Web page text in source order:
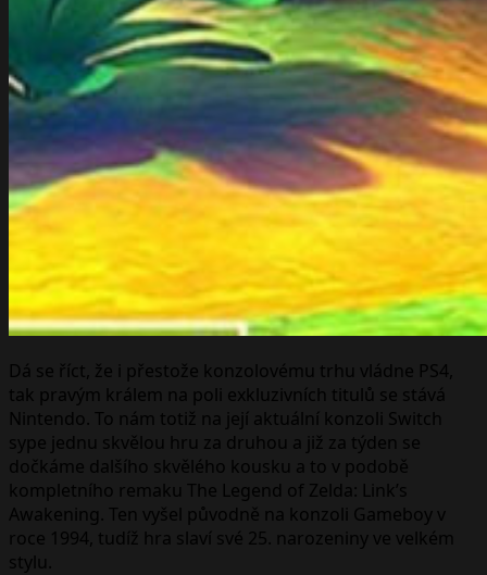
Dá se říct, že i přestože konzolovému trhu vládne PS4,
tak pravým králem na poli exkluzivních titulů se stává
Nintendo. To nám totiž na její aktuální konzoli Switch
sype jednu skvělou hru za druhou a již za týden se
dočkáme dalšího skvělého kousku a to v podobě
kompletního remaku The Legend of Zelda: Link’s
Awakening. Ten vyšel původně na konzoli Gameboy v
roce 1994, tudíž hra slaví své 25. narozeniny ve velkém
stylu.